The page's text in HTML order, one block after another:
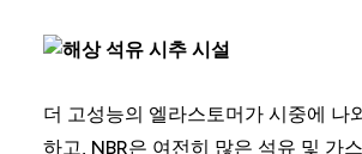
더 고성능의 엘라스토머가 시중에 나
하고, NBR은 여전히 많은 석유 및 가